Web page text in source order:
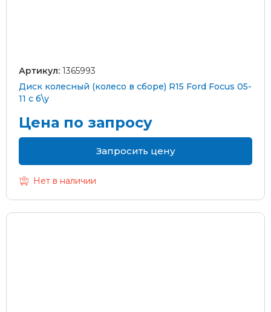
Артикул: 1365993
Диск колесный (колесо в сборе) R15 Ford Focus 05-
11 с б\у
Цена по запросу
Запросить цену
Нет в наличии